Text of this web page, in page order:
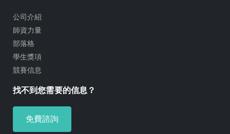
公司介紹
師資力量
部落格
學生獎項
競賽信息
找不到您需要的信息？
免費諮詢